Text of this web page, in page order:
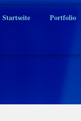
Startseite Portfolio